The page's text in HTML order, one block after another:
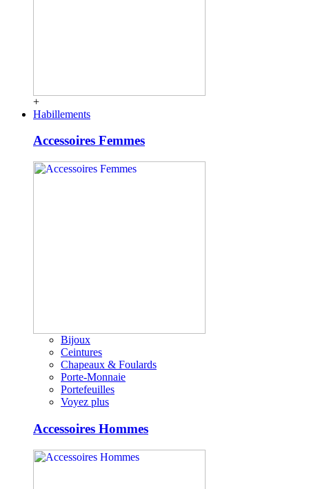
+
Habillements
Accessoires Femmes
Bijoux
Ceintures
Chapeaux & Foulards
Porte-Monnaie
Portefeuilles
Voyez plus
Accessoires Hommes